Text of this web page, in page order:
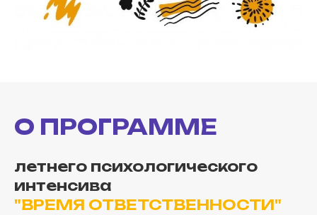
О ПРОГРАММЕ
летнего психологического
интенсива
"ВРЕМЯ ОТВЕТСТВЕННОСТИ"